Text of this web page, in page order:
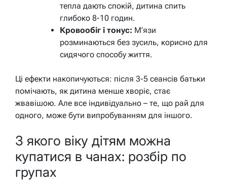
тепла дають спокій, дитина спить
глибоко 8-10 годин.
Кровообіг і тонус: М’язи
розминаються без зусиль, корисно для
сидячого способу життя.
Ці ефекти накопичуються: після 3-5 сеансів батьки
помічають, як дитина менше хворіє, стає
жвавішою. Але все індивідуально – те, що рай для
одного, може бути випробуванням для іншого.
З якого віку дітям можна
купатися в чанах: розбір по
групах